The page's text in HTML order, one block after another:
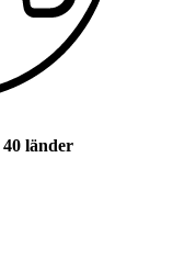
länder